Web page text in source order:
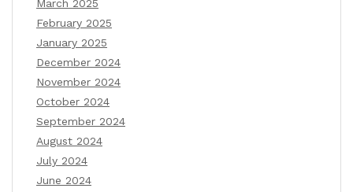
March 2025
February 2025
January 2025
December 2024
November 2024
October 2024
September 2024
August 2024
July 2024
June 2024